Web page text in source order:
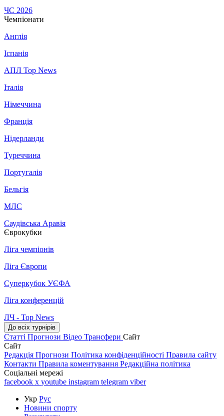
ЧС 2026
Чемпіонати
Англія
Іспанія
АПЛ Top News
Італія
Німеччина
Франція
Нідерланди
Туреччина
Португалія
Бельгія
МЛС
Саудівська Аравія
Єврокубки
Ліга чемпіонів
Ліга Європи
Суперкубок УЄФА
Ліга конференцій
ЛЧ - Top News
До всіх турнірів
Статті Прогнози Відео Трансфери Сайт
Сайт
Редакція Прогнози Політика конфіденційності Правила сайту
Контакти Правила коментування Редакційна політика
Соціальні мережі
facebook x youtube instagram telegram viber
Укр Рус
Новини спорту